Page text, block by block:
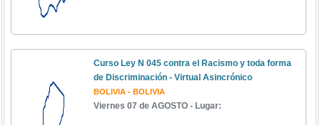
Curso Ley N 045 contra el Racismo y toda forma
de Discriminación - Virtual Asincrónico
BOLIVIA - BOLIVIA
Viernes 07 de AGOSTO - Lugar: